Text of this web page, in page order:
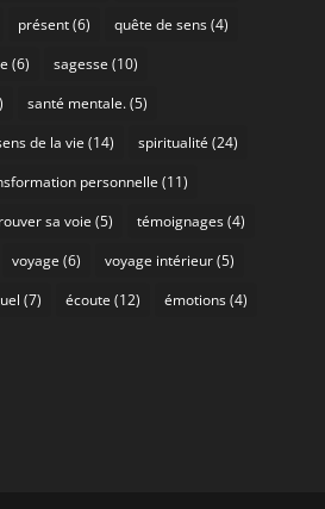
présent(6) quête de sens(4)
(6) sagesse (10)
santé mentale.(5)
de la vie (14) spiritualité (24)
personnelle (11)
sa voie (5) témoignages(4)
voyage (6) voyage intérieur(5)
(7) écoute (12) émotions(4)